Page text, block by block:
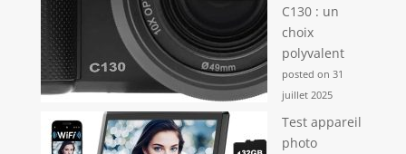
C130 : un
choix
polyvalent
posted on 31
juillet 2025
Test appareil
photo